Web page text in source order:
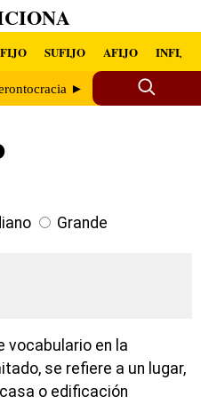
SUFIJO AFIJO INFIJO
►
Grande
vocabulario en la
se refiere a un lugar,
o edificación